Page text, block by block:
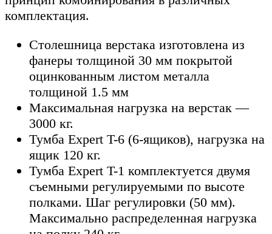
комплектация.
Столешница верстака изготовлена из
фанеры толщиной 30 мм покрытой
оцинкованным листом металла
толщиной 1.5 мм
Максимальная нагрузка на верстак —
3000 кг.
Тумба Expert T-6 (6-ящиков), нагрузка на
ящик 120 кг.
Тумба Expert T-1 комплектуется двумя
съемными регулируемыми по высоте
полками. Шаг регулировки (50 мм).
Максимально распределенная нагрузка